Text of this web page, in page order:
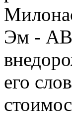
Эм -
его